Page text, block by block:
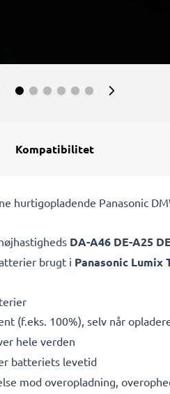
Kompatibilitet
Panasonic
DA-A46 DE-A25
brugt i Panasonic Lumix
(f.eks. 100%), selv når
hele verden
batteriets levetid
mod overopladning,